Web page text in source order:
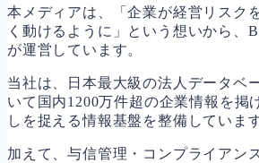
本メディアは、「企業が経営リスク
く動けるように」という想いから、
が運営しています。
当社は、日本最大級の法人データベ
いて国内1200万件超の企業情報を掲
しを捉える情報基盤を整備しています
加えて、与信管理・コンプライアン